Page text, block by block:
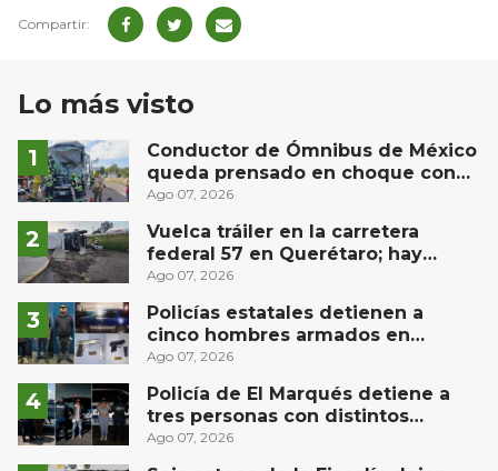
Lo más visto
Conductor de Ómnibus de México
queda prensado en choque con
materialista en San Juan del Río
Ago 07, 2026
Vuelca tráiler en la carretera
federal 57 en Querétaro; hay
derrame de combustible
Ago 07, 2026
Policías estatales detienen a
cinco hombres armados en
Puebla capital
Ago 07, 2026
Policía de El Marqués detiene a
tres personas con distintos
narcóticos
Ago 07, 2026